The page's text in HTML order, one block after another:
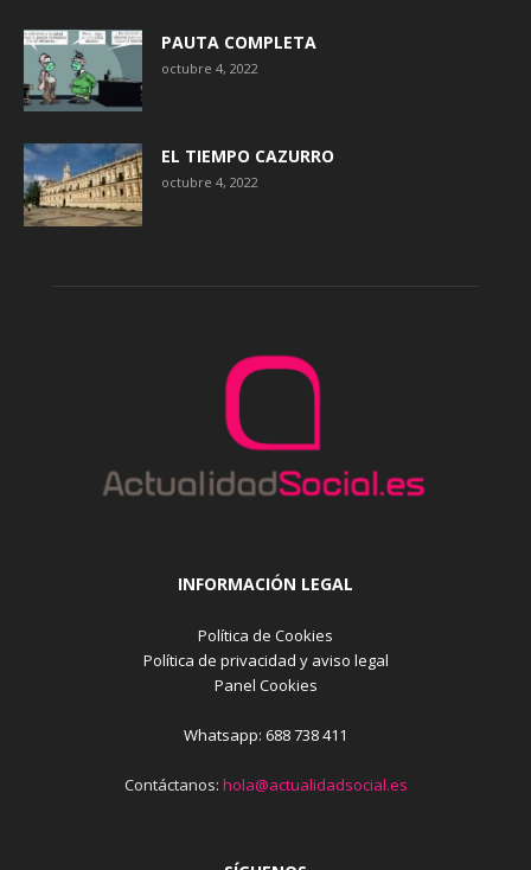
PAUTA COMPLETA
octubre 4, 2022
EL TIEMPO CAZURRO
octubre 4, 2022
INFORMACIÓN LEGAL
Política de Cookies
Política de privacidad y aviso legal
Panel Cookies
Whatsapp: 688 738 411
Contáctanos: hola@actualidadsocial.es